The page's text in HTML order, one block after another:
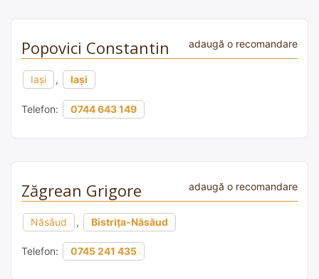
Popovici Constantin adaugă o recomandare
Iași , Iași
Telefon: 0744 643 149
Zăgrean Grigore adaugă o recomandare
Năsăud , Bistrița-Năsăud
Telefon: 0745 241 435